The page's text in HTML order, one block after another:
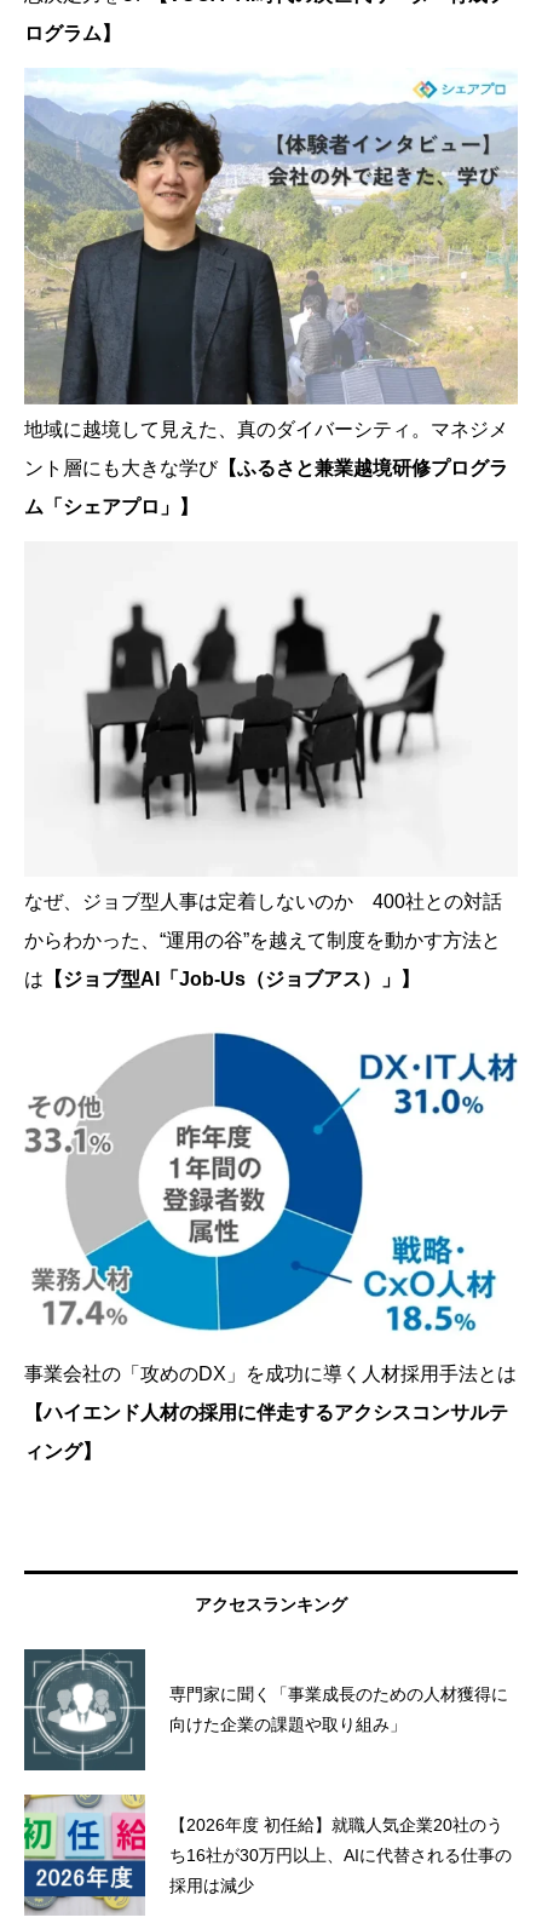
ログラム】
地域に越境して見えた、真のダイバーシティ。マネジメ
ント層にも大きな学び【ふるさと兼業越境研修プログラ
ム「シェアプロ」】
なぜ、ジョブ型人事は定着しないのか 400社との対話
からわかった、“運用の谷”を越えて制度を動かす方法と
は 【ジョブ型AI「Job-Us（ジョブアス）」】
事業会社の「攻めのDX」を成功に導く人材採用手法とは
【ハイエンド人材の採用に伴走するアクシスコンサルテ
ィング】
アクセスランキング
専門家に聞く「事業成長のための人材獲得に
向けた企業の課題や取り組み」
【2026年度 初任給】就職人気企業20社のう
ち16社が30万円以上、AIに代替される仕事の
採用は減少